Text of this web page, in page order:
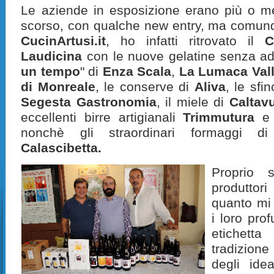
Le aziende in esposizione erano più o
scorso, con qualche new entry, ma
CucinArtusi.it, ho infatti ritrovato il
Laudicina con le nuove gelatine senza
un tempo" di Enza Scala, La Lumaca
di Monreale, le conserve di Aliva, le
Segesta Gastronomia, il miele di
eccellenti birre artigianaliTrimmutura e
nonchè gli straordinari
Calascibetta.
Proprio
quanto
i loro
degli